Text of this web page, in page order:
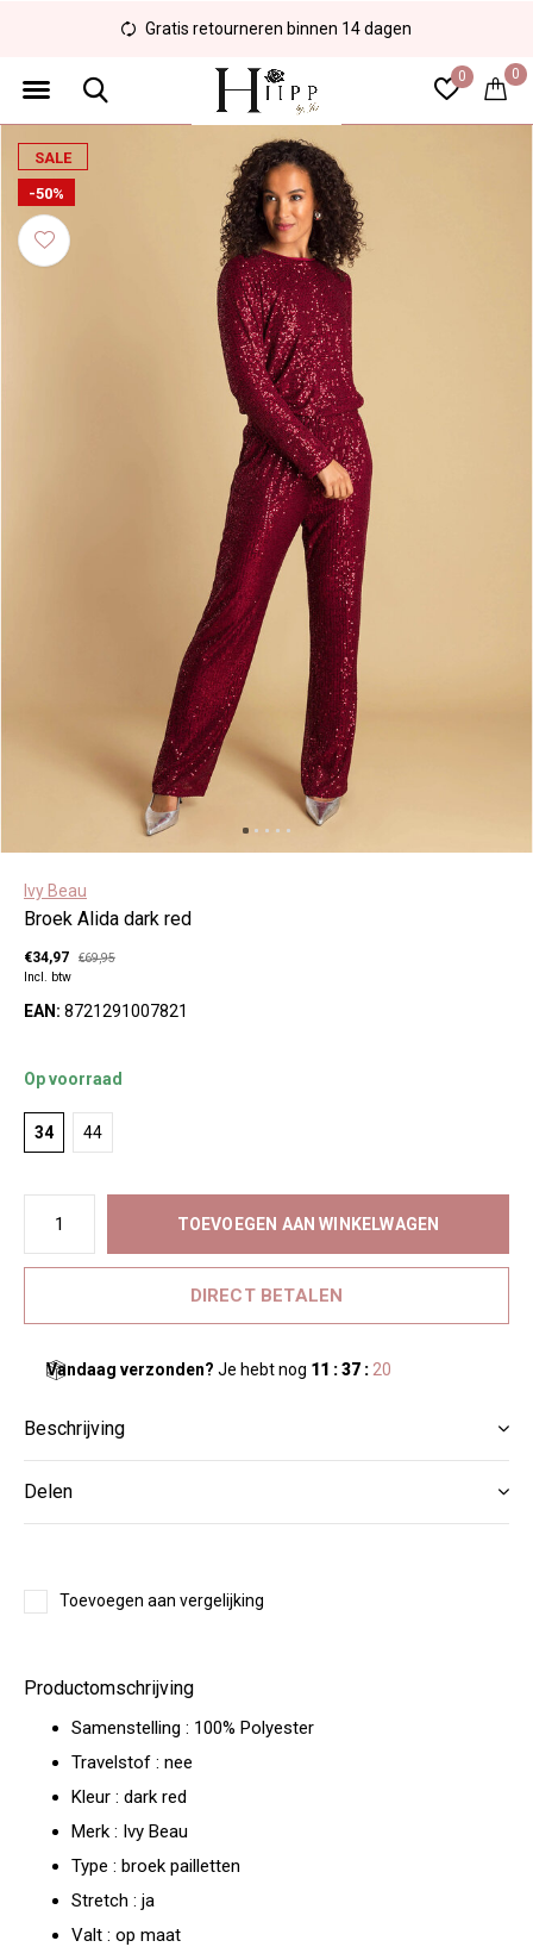
0 0
Gratis retourneren binnen 14 dagen
SALE
-50%
Ivy Beau
Broek Alida dark red
€34,97
€69,95
Incl. btw
EAN: 8721291007821
Op voorraad
34 44
TOEVOEGEN AAN WINKELWAGEN
DIRECT BETALEN
Vandaag verzonden? Je hebt nog 11 : 37 : 20
Beschrijving
Delen
Toevoegen aan vergelijking
Productomschrijving
Samenstelling : 100% Polyester
Travelstof : nee
Kleur : dark red
Merk : Ivy Beau
Type : broek pailletten
Stretch : ja
Valt : op maat